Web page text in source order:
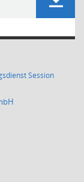
Session(Wird in